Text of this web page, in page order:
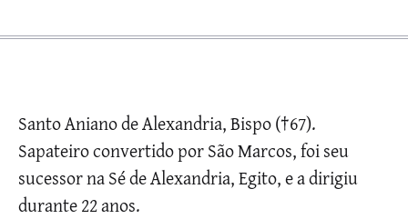
Santo Aniano de Alexandria, Bispo (†67).
Sapateiro convertido por São Marcos, foi seu
sucessor na Sé de Alexandria, Egito, e a dirigiu
durante 22 anos.